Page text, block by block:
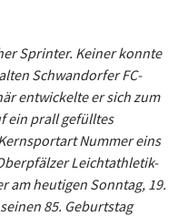
Sprinter. Keiner konnte
Schwandorfer FC-
entwickelte er sich zum
ein prall gefülltes
Nummer eins
Leichtathletik-
am heutigen Sonntag, 19.
85. Geburtstag